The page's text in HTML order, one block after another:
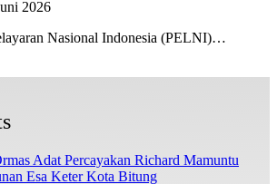
2026
Nasional Indonesia (PELNI)…